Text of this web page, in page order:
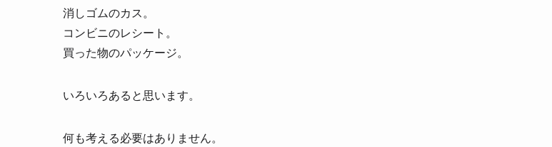
消しゴムのカス。
コンビニのレシート。
買った物のパッケージ。
いろいろあると思います。
何も考える必要はありません。